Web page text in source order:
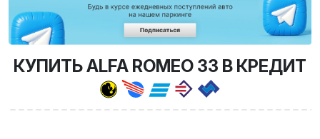
КУПИТЬ ALFA ROMEO 33 В КРЕДИТ